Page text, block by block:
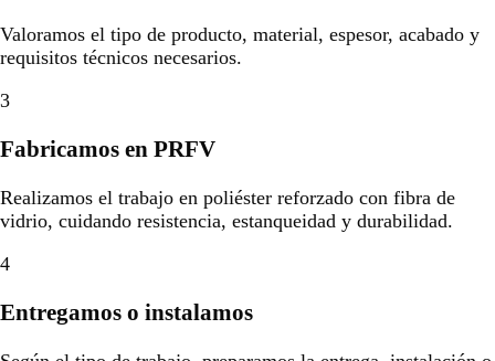
Valoramos el tipo de producto, material, espesor, acabado y
requisitos técnicos necesarios.
3
Fabricamos en PRFV
Realizamos el trabajo en poliéster reforzado con fibra de
vidrio, cuidando resistencia, estanqueidad y durabilidad.
4
Entregamos o instalamos